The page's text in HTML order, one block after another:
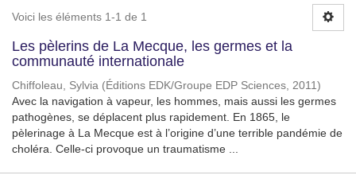
Voici les éléments 1-1 de 1
Les pèlerins de La Mecque, les germes et la
communauté internationale
Chiffoleau, Sylvia (Éditions EDK/Groupe EDP Sciences, 2011)
Avec la navigation à vapeur, les hommes, mais aussi les germes
pathogènes, se déplacent plus rapidement. En 1865, le
pèlerinage à La Mecque est à l’origine d’une terrible pandémie de
choléra. Celle-ci provoque un traumatisme ...